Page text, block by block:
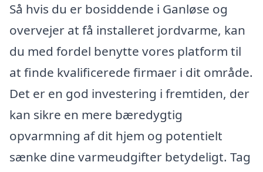
Så hvis du er bosiddende i Ganløse og
overvejer at få installeret jordvarme, kan
du med fordel benytte vores platform til
at finde kvalificerede firmaer i dit område.
Det er en god investering i fremtiden, der
kan sikre en mere bæredygtig
opvarmning af dit hjem og potentielt
sænke dine varmeudgifter betydeligt. Tag